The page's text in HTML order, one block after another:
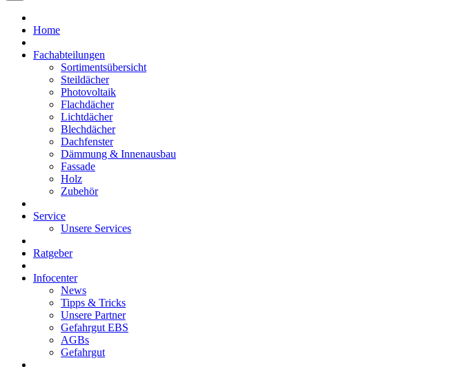
Home
Fachabteilungen
Sortimentsübersicht
Steildächer
Photovoltaik
Flachdächer
Lichtdächer
Blechdächer
Dachfenster
Dämmung & Innenausbau
Fassade
Holz
Zubehör
Service
Unsere Services
Ratgeber
Infocenter
News
Tipps & Tricks
Unsere Partner
Gefahrgut EBS
AGBs
Gefahrgut